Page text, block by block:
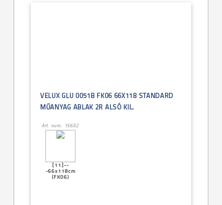
VELUX GLU 0051B FK06 66X118 STANDARD
MŰANYAG ABLAK 2R ALSÓ KIL.
Art. num.: 15692
[11]--
-66x118cm
(FK06)